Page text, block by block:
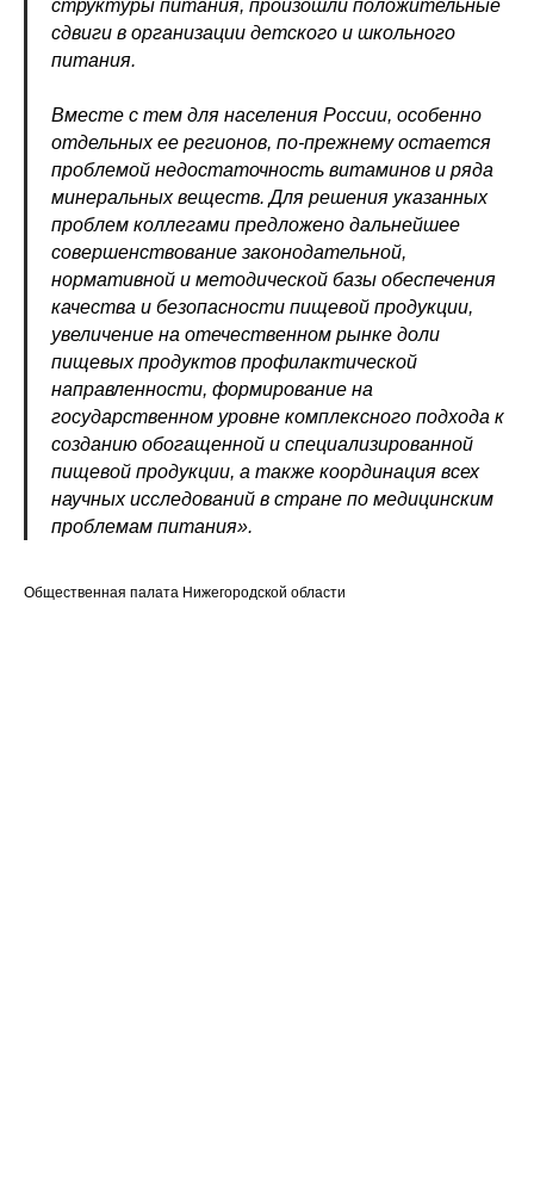
структуры питания, произошли положительные
сдвиги в организации детского и школьного
питания.
Вместе с тем для населения России, особенно
отдельных ее регионов, по-прежнему остается
проблемой недостаточность витаминов и ряда
минеральных веществ. Для решения указанных
проблем коллегами предложено дальнейшее
совершенствование законодательной,
нормативной и методической базы обеспечения
качества и безопасности пищевой продукции,
увеличение на отечественном рынке доли
пищевых продуктов профилактической
направленности, формирование на
государственном уровне комплексного подхода к
созданию обогащенной и специализированной
пищевой продукции, а также координация всех
научных исследований в стране по медицинским
проблемам питания».
Общественная палата Нижегородской области